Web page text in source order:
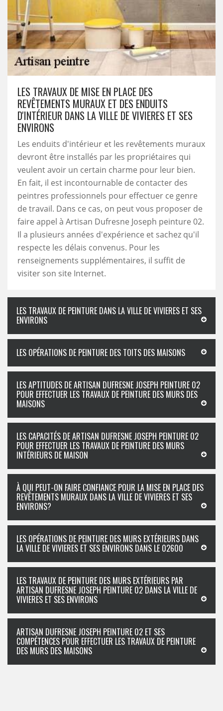
LES TRAVAUX DE MISE EN PLACE DES
REVÊTEMENTS MURAUX ET DES ENDUITS
D'INTÉRIEUR DANS LA VILLE DE VIVIERES ET SES
ENVIRONS
Les enduits d'intérieur et les revêtements muraux
devront être installés par les propriétaires qui
veulent avoir un certain charme pour leur bien.
En fait, il est incontournable de contacter des
peintres professionnels pour effectuer ce genre
de travail. Dans ce cas, on peut vous proposer de
faire appel à Artisan Dufresne Joseph peinture 02.
Il a plusieurs années d'expérience et sachez qu'il
respecte les délais convenus. Pour les
renseignements supplémentaires, il suffit de
visiter son site Internet.
LES TRAVAUX DE PEINTURE DANS LA VILLE DE VIVIERES ET SES
ENVIRONS
LES OPÉRATIONS DE PEINTURE DES TOITS DES MAISONS
LES APTITUDES DE ARTISAN DUFRESNE JOSEPH PEINTURE 02
POUR EFFECTUER LES TRAVAUX DE PEINTURE DES MURS DES
MAISONS
LES CAPACITÉS DE ARTISAN DUFRESNE JOSEPH PEINTURE 02
POUR EFFECTUER LES TRAVAUX DE PEINTURE DES MURS
INTÉRIEURS DE MAISON
À QUI PEUT-ON FAIRE CONFIANCE POUR LA MISE EN PLACE DES
REVÊTEMENTS MURAUX DANS LA VILLE DE VIVIERES ET SES
ENVIRONS?
LES OPÉRATIONS DE PEINTURE DES MURS EXTÉRIEURS DANS
LA VILLE DE VIVIERES ET SES ENVIRONS DANS LE 02600
LES TRAVAUX DE PEINTURE DES MURS EXTÉRIEURS PAR
ARTISAN DUFRESNE JOSEPH PEINTURE 02 DANS LA VILLE DE
VIVIERES ET SES ENVIRONS
ARTISAN DUFRESNE JOSEPH PEINTURE 02 ET SES
COMPÉTENCES POUR EFFECTUER LES TRAVAUX DE PEINTURE
DES MURS DES MAISONS